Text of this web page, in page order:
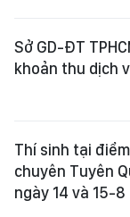
Sở GD-ĐT
khoản thu dịch
Thí sinh tại
chuyên Tuyên
ngày 14 và 15-8